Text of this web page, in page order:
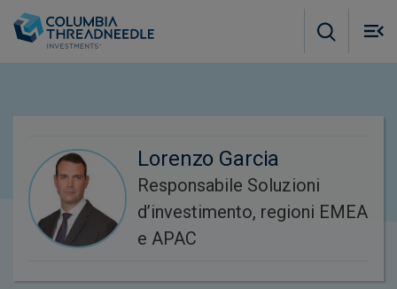
Lorenzo Garcia
Responsabile Soluzioni
d’investimento, regioni EMEA
e APAC